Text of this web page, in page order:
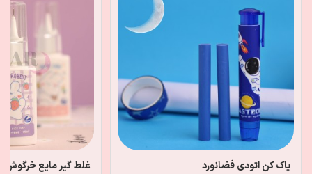
پاک کن اتودی فضانورد غلط گیر مایع خرگوش